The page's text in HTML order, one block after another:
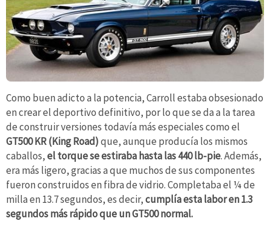
Como buen adicto a la potencia, Carroll estaba obsesionado
en crear el deportivo definitivo, por lo que se da a la tarea
de construir versiones todavía más especiales como el
GT500 KR (King Road)que, aunque producía los mismos
caballos,el torque se estiraba hasta las 440 lb-pie. Además,
era más ligero, gracias a que muchos de sus componentes
fueron construidos en fibra de vidrio. Completaba el ¼ de
milla en 13.7 segundos, es decir,cumplía esta labor en 1.3
segundos más rápido que un GT500 normal.